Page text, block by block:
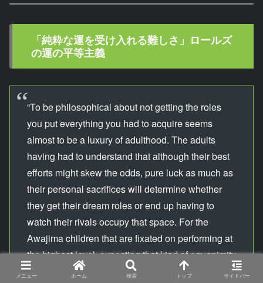
「純粋な運を受け入れる難しさ」ロールズ
の運の平等主義
“To be philosophical about not getting the roles
you put everything you had to acquire seems
almost to be a luxury of adulthood. The adults
having had to understand that although their best
efforts might skew the odds, pure luck as much as
their personal sacrifices will determine whether
they get their dream roles or end up having to
watch their rivals occupy that space. For the
Awajima children that are fixated on performing at
the highest level, expecting that kind of equanimity
seems almost unfair.”
メニュー ホーム 検索 トップ サイドバー